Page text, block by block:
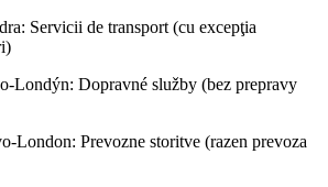
Servicii de transport (cu excepţia
Londýn: Dopravné služby (bez prepravy
London: Prevozne storitve (razen prevoza